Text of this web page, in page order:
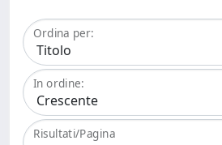
Ordina per:
In ordine:
Risultati/Pagina